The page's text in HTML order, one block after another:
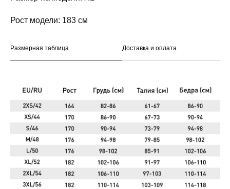
Рост модели: 183 см
Размерная таблица Доставка и оплата